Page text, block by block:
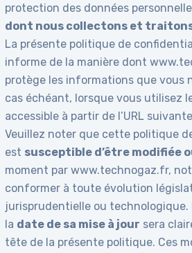
protection des données
dont nous collectons et
La présente politique de
informe de la manière dont
protège les informations que vous
cas échéant, lorsque vous utilisez
accessible à partir de l’URL
Veuillez noter que cette politique
est susceptible d’être modifiée
moment par www.technogaz.fr,
conformer à toute évolution
jurisprudentielle ou technologique.
la date de sa mise à jour sera
tête de la présente politique. Ces